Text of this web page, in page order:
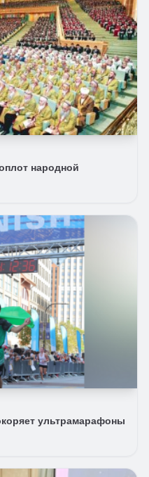
народной
ультрамарафоны